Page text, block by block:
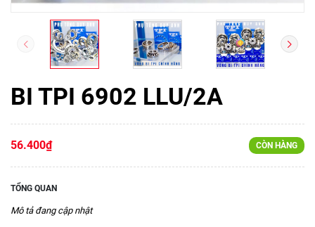
BI TPI 6902 LLU/2A
56.400₫ CÒN HÀNG
TỔNG QUAN
Mô tả đang cập nhật